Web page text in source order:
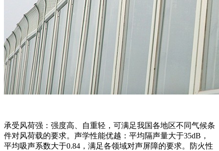
承受风荷强：强度高、自重轻，可满足我国各地区不同气候条
件对风荷载的要求。声学性能优越：平均隔声量大于35dB，
平均吸声系数大于0.84，满足各领域对声屏障的要求。防火性